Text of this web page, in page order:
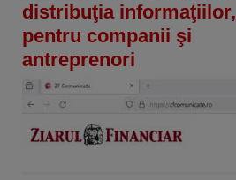
distribuţia informaţiilor,
pentru companii şi
antreprenori